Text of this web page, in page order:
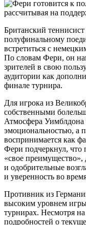
Британский
полуфинальному
встретиться с
По словам Фери, он
зрителей в свою
аудитории как
финале турнира.
Для игрока из
собственными
Атмосфера Уимблдона
эмоциональностью, а
воспринимается как
Фери подчеркнул, что
«свое преимущество»,
и одобрительные
и уверенность во
Противник из
высоким уровнем
турнирах. Несмотря
подробностей о